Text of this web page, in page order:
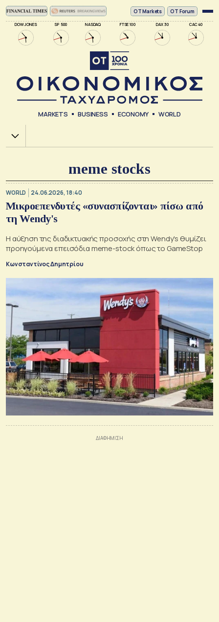
DOW JONES SP 500 NASDAQ FTSE 100 DAX 30 CAC 40
ΟΤ Markets OT Forum
MARKETS BUSINESS ECONOMY WORLD
Χ.Α.
meme stocks
WORLD 24.06.2026, 18:40
Μικροεπενδυτές «συνασπίζονται» πίσω από
τη Wendy's
Η αύξηση της διαδικτυακής προσοχής στη Wendy's θυμίζει
προηγούμενα επεισόδια meme-stock όπως το GameStop
Κωνσταντίνος Δημητρίου